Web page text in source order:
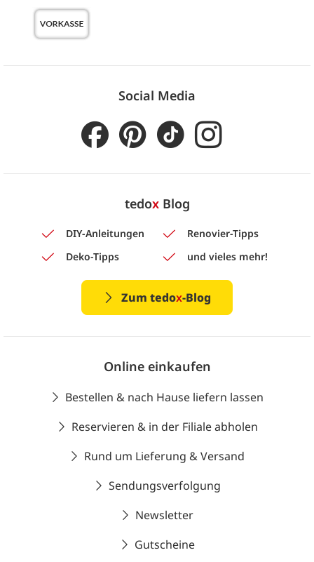
Social Media
tedoxBlog
DIY-Anleitungen
Renovier-Tipps
Deko-Tipps
und vieles mehr!
Zum tedox-Blog
Online einkaufen
Bestellen & nach Hause liefern lassen
Reservieren & in der Filiale abholen
Rund um Lieferung & Versand
Sendungsverfolgung
Newsletter
Gutscheine